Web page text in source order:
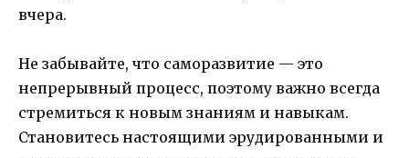
вчера.
Не забывайте, что саморазвитие — это
непрерывный процесс, поэтому важно всегда
стремиться к новым знаниям и навыкам.
Становитесь настоящими эрудированными и